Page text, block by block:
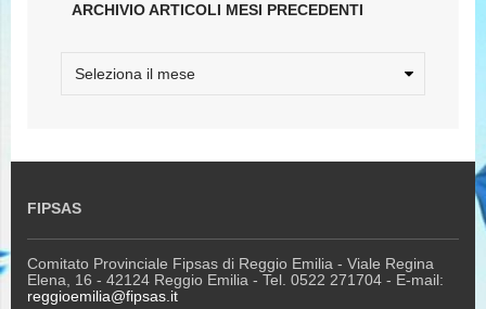
ARCHIVIO ARTICOLI MESI PRECEDENTI
FIPSAS
Comitato Provinciale Fipsas di Reggio Emilia - Viale Regina
Elena, 16 - 42124 Reggio Emilia - Tel. 0522 271704 - E-mail:
reggioemilia@fipsas.it